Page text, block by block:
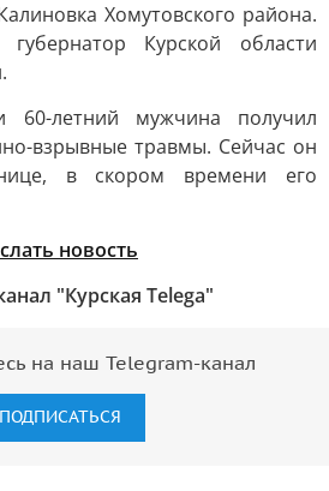
Хомутовского района.
Курской области
60-летний мужчина получил
взрывные травмы. Сейчас он
в скором времени его
новость
"Курская Telega"
на наш Telegram-канал
ПОДПИСАТЬСЯ